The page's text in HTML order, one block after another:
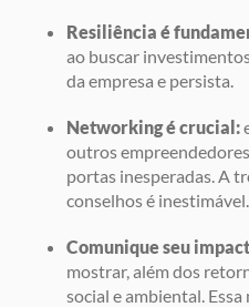
Resiliência é
ao buscar
da empresa e persista.
Networking é crucial:
outros
portas inesperadas. A
conselhos é inestimável.
Comunique seu
mostrar, além dos
social e ambiental.